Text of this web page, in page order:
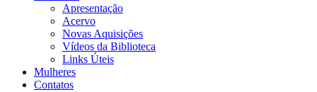
Apresentação
Acervo
Novas Aquisições
Vídeos da Biblioteca
Links Úteis
Mulheres
Contatos